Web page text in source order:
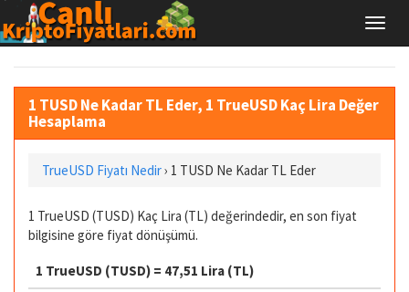
1 TUSD Ne Kadar TL Eder, 1 TrueUSD Kaç Lira Değer
Hesaplama
TrueUSD Fiyatı Nedir› 1 TUSD Ne Kadar TL Eder
1 TrueUSD (TUSD) Kaç Lira (TL) değerindedir, en son fiyat
bilgisine göre fiyat dönüşümü.
1 TrueUSD (TUSD) = 47,51 Lira (TL)